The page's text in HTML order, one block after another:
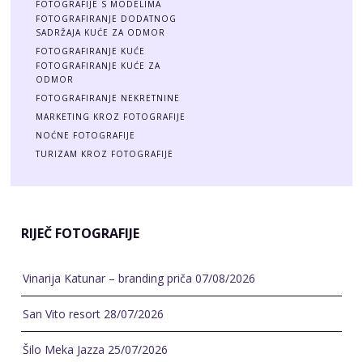
FOTOGRAFIJE S MODELIMA
FOTOGRAFIRANJE DODATNOG
SADRŽAJA KUĆE ZA ODMOR
FOTOGRAFIRANJE KUĆE
FOTOGRAFIRANJE KUĆE ZA
ODMOR
FOTOGRAFIRANJE NEKRETNINE
MARKETING KROZ FOTOGRAFIJE
NOĆNE FOTOGRAFIJE
TURIZAM KROZ FOTOGRAFIJE
RIJEČ FOTOGRAFIJE
Vinarija Katunar – branding priča 07/08/2026
San Vito resort 28/07/2026
Šilo Meka Jazza 25/07/2026